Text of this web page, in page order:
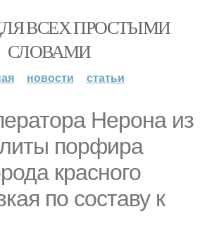
ВСЕХ ПРОСТЫМИ
СЛОВАМИ
новости статьи
Нерона из
порфира
красного
по составу к